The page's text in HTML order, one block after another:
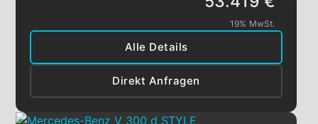
Alle Details
Direkt Anfragen
19% MwSt.